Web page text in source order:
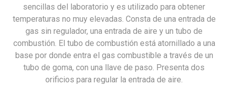
sencillas del laboratorio y es utilizado para obtener
temperaturas no muy elevadas. Consta de una entrada de
gas sin regulador, una entrada de aire y un tubo de
combustión. El tubo de combustión está atornillado a una
base por donde entra el gas combustible a través de un
tubo de goma, con una llave de paso. Presenta dos
orificios para regular la entrada de aire.